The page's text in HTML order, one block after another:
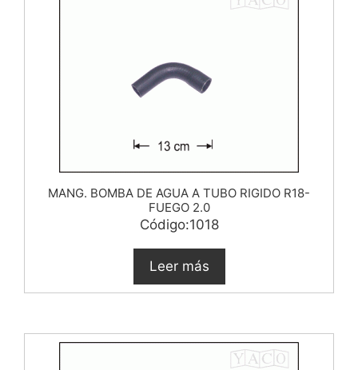
MANG. BOMBA DE AGUA A TUBO RIGIDO R18-
FUEGO 2.0
Código:1018
Leer más